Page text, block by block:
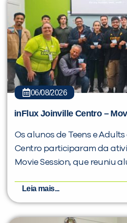
06/08/2026
inFlux Joinville Centro –
Os alunos de Teens e
Centro participaram da
Movie Session, que reuniu
Leia mais...